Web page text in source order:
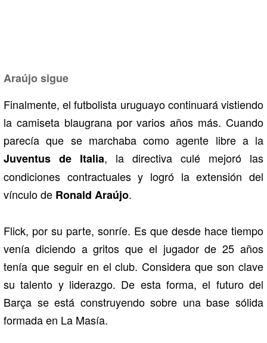
Araújo sigue
Finalmente, el futbolista uruguayo continuará vistiendo
la camiseta blaugrana por varios años más. Cuando
parecía que se marchaba como agente libre a la
Juventus de Italia, la directiva culé mejoró las
condiciones contractuales y logró la extensión del
vínculo de Ronald Araújo.
Flick, por su parte, sonríe. Es que desde hace tiempo
venía diciendo a gritos que el jugador de 25 años
tenía que seguir en el club. Considera que son clave
su talento y liderazgo. De esta forma, el futuro del
Barça se está construyendo sobre una base sólida
formada en La Masía.